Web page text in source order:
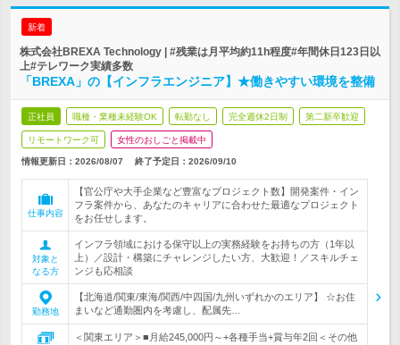
新着
株式会社BREXA Technology | #残業は月平均約11h程度#年間休日123日以
上#テレワーク実績多数
「BREXA」の【インフラエンジニア】★働きやすい環境を整備
正社員 職種・業種未経験OK 転勤なし 完全週休2日制 第二新卒歓迎
リモートワーク可 女性のおしごと掲載中
情報更新日：2026/08/07 終了予定日： 2026/09/10
仕事内容
【官公庁や大手企業など豊富なプロジェクト数】開発案件・イン
フラ案件から、あなたのキャリアに合わせた最適なプロジェクト
をお任せします。
対象と
なる方
インフラ領域における保守以上の実務経験をお持ちの方（1年以
上）／設計・構築にチャレンジしたい方、大歓迎！／スキルチェ
ンジも応相談
勤務地
【北海道/関東/東海/関西/中四国/九州いずれかのエリア】 ☆お住
まいなど通勤圏内を考慮し、配属先…
＜関東エリア＞■月給245,000円～+各種手当+賞与年2回＜その他